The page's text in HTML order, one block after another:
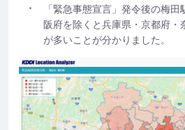
「緊急事態宣言」発令後の梅
阪府を除くと兵庫県・京都府・
が多いことが分かりました。